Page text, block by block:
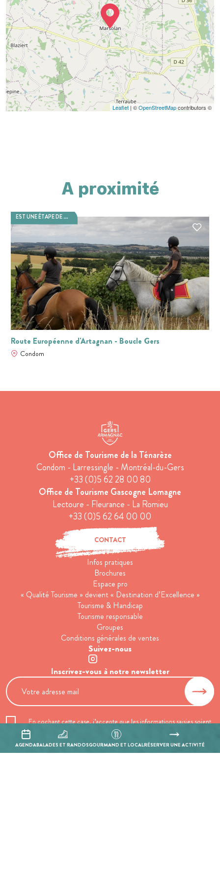
AGENDABALADES ET RANDOSGOURMAND ET LOCALRÉSERVER UNE ACTIVITÉ
Leaflet| ©OpenStreetMapcontributors ©
A proximité
Route Européenne d'Artagnan - Boucle Gers
Condom
EST UNE ÉTAPE DE ...
Office de Tourisme de la Ténarèze
Condom - Larressingle - Montréal-du-Gers
+33 (0)5 62 28 00 80
Office de Tourisme Gascogne Lomagne
Lectoure - Fleurance - La Romieu
+33 (0)5 62 64 00 00
CONTACT
Infos pratiques
Brochures
Espace pro
« Qualité Tourisme » devient « Destination d’Excellence »
Tourisme & Handicap
Tourisme responsable
Groupes
Conditions générales de ventes
Suivez-nous
Inscrivez-vous à notre newsletter
En cochant cette case, j’accepte que les informations saisies soient
utilisées pour permettre de me recontacter.